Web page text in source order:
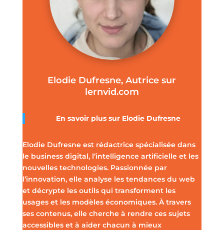
Elodie Dufresne, Autrice sur
lernvid.com
En savoir plus sur Elodie Dufresne
Elodie Dufresne est rédactrice spécialisée dans
le business digital, l’intelligence artificielle et les
nouvelles technologies. Passionnée par
l’innovation, elle analyse les tendances du web
et décrypte les outils qui transforment les
usages et les modèles économiques. À travers
ses contenus, elle cherche à rendre ces sujets
accessibles et à aider chacun à mieux